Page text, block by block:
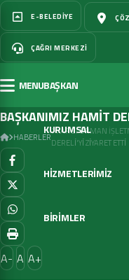
E-BELEDIYE
ÇAĞRI MERKEZI
MENUBAŞKAN
KURUMSAL
HİZMETLERİMİZ
BİRİMLER
KARGI ORMAN
BAŞKANIMIZ HAMİT
HABERLER
KARGI ORMAN
DERELİ'Yİ ZİYARET ETTİ
A- A A+